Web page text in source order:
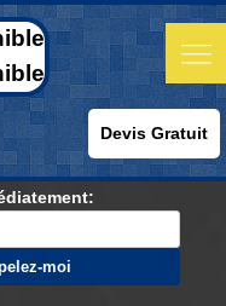
Devis Gratuit